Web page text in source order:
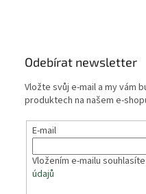
Odebírat newsletter
Vložte svůj e-mail a my vám
produktech na našem e-
E-mail
Vložením e-mailu
údajů